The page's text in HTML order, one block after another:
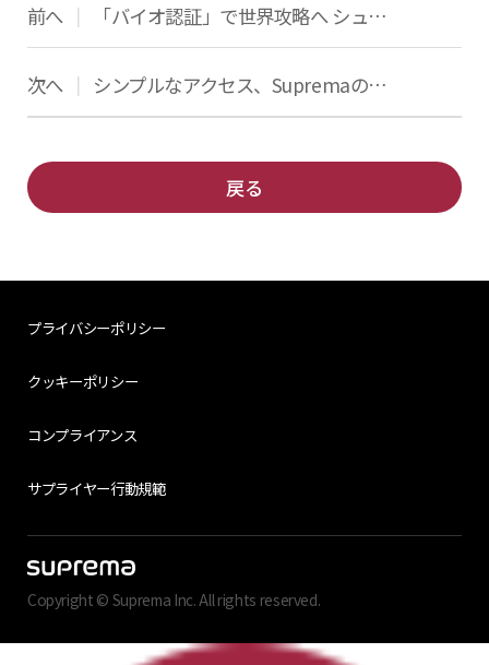
前へ | 「バイオ認証」で世界攻略へ シュプレマ「伸びしろ大きい」
次へ | シンプルなアクセス、SupremaのQRコード
戻る
プライバシーポリシー
クッキーポリシー
コンプライアンス
サプライヤー行動規範
Copyright © Suprema Inc. All rights reserved.